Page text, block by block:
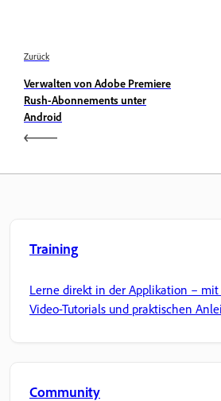
Zurück
Verwalten von Adobe Premiere
Rush-Abonnements unter
Android
Training
Lerne direkt in der Applikation –
Video-Tutorials und praktischen
Community